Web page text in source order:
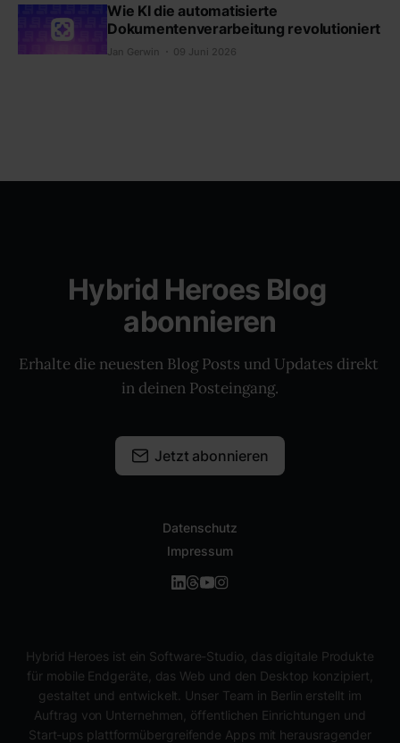
Wie KI die automatisierte
Dokumentenverarbeitung revolutioniert
Jan Gerwin 09 Juni 2026
Hybrid Heroes Blog
abonnieren
Erhalte die neuesten Blog Posts und Updates direkt
in deinen Posteingang.
Jetzt abonnieren
Datenschutz
Impressum
Hybrid Heroes ist ein Software-Studio, das digitale Produkte
für mobile Endgeräte, das Web und den Desktop konzipiert,
gestaltet und entwickelt. Unser Team in Berlin erstellt im
Auftrag von Unternehmen, öffentlichen Einrichtungen und
Start-ups plattformübergreifende Apps mit herausragender